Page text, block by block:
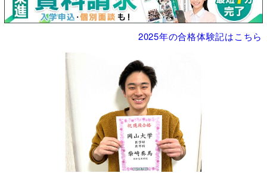
2025年の合格体験記はこちら
no image